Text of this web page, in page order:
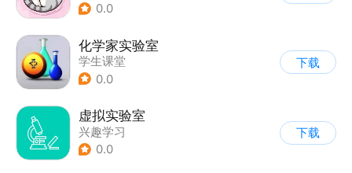
0.0
化学家实验室
学生课堂
0.0
下载
虚拟实验室
兴趣学习
0.0
下载